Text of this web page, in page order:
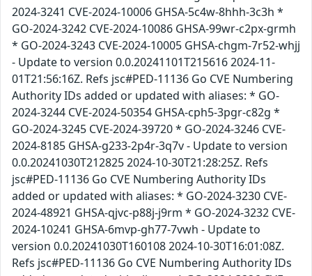
2024-3241 CVE-2024-10006 GHSA-5c4w-8hhh-3c3h *
GO-2024-3242 CVE-2024-10086 GHSA-99wr-c2px-grmh
* GO-2024-3243 CVE-2024-10005 GHSA-chgm-7r52-whjj
- Update to version 0.0.20241101T215616 2024-11-
01T21:56:16Z. Refs jsc#PED-11136 Go CVE Numbering
Authority IDs added or updated with aliases: * GO-
2024-3244 CVE-2024-50354 GHSA-cph5-3pgr-c82g *
GO-2024-3245 CVE-2024-39720 * GO-2024-3246 CVE-
2024-8185 GHSA-g233-2p4r-3q7v - Update to version
0.0.20241030T212825 2024-10-30T21:28:25Z. Refs
jsc#PED-11136 Go CVE Numbering Authority IDs
added or updated with aliases: * GO-2024-3230 CVE-
2024-48921 GHSA-qjvc-p88j-j9rm * GO-2024-3232 CVE-
2024-10241 GHSA-6mvp-gh77-7vwh - Update to
version 0.0.20241030T160108 2024-10-30T16:01:08Z.
Refs jsc#PED-11136 Go CVE Numbering Authority IDs